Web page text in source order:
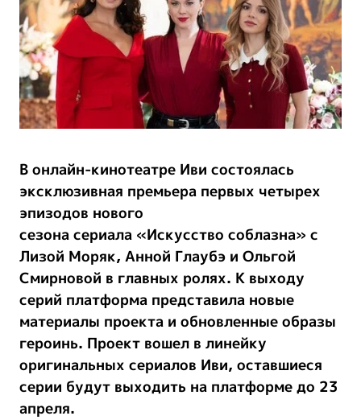
В онлайн-кинотеатре Иви состоялась
эксклюзивная премьера первых четырех
эпизодов нового
сезона сериала «Искусство соблазна» с
Лизой Моряк, Анной Глаубэ и Ольгой
Смирновой в главных ролях. К выходу
серий платформа представила новые
материалы проекта и обновленные образы
героинь. Проект вошел в линейку
оригинальных сериалов Иви, оставшиеся
серии будут выходить на платформе до 23
апреля.